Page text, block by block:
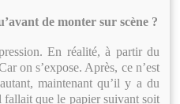
de monter sur scène ?
En réalité, à partir du
on s’expose. Après, ce n’est
maintenant qu’il y a du
fallait que le papier suivant soit